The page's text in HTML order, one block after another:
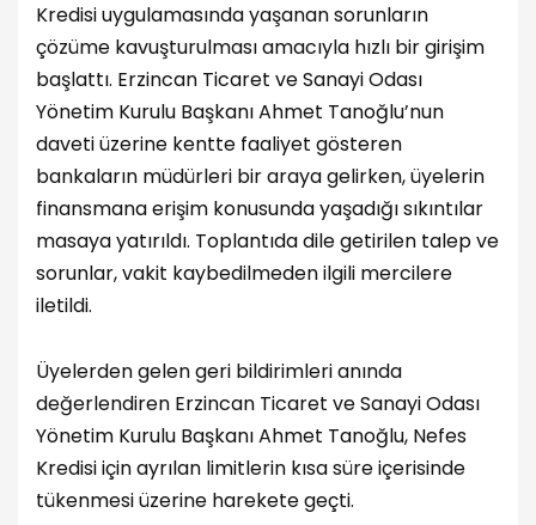
Kredisi uygulamasında yaşanan sorunların
çözüme kavuşturulması amacıyla hızlı bir girişim
başlattı. Erzincan Ticaret ve Sanayi Odası
Yönetim Kurulu Başkanı Ahmet Tanoğlu’nun
daveti üzerine kentte faaliyet gösteren
bankaların müdürleri bir araya gelirken, üyelerin
finansmana erişim konusunda yaşadığı sıkıntılar
masaya yatırıldı. Toplantıda dile getirilen talep ve
sorunlar, vakit kaybedilmeden ilgili mercilere
iletildi.
Üyelerden gelen geri bildirimleri anında
değerlendiren Erzincan Ticaret ve Sanayi Odası
Yönetim Kurulu Başkanı Ahmet Tanoğlu, Nefes
Kredisi için ayrılan limitlerin kısa süre içerisinde
tükenmesi üzerine harekete geçti.